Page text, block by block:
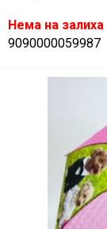
Нема на залиха
9090000059987